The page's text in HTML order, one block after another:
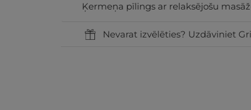
Ķermeņa pīlings ar relaksējošu
Nevarat izvēlēties? Uzdāviniet